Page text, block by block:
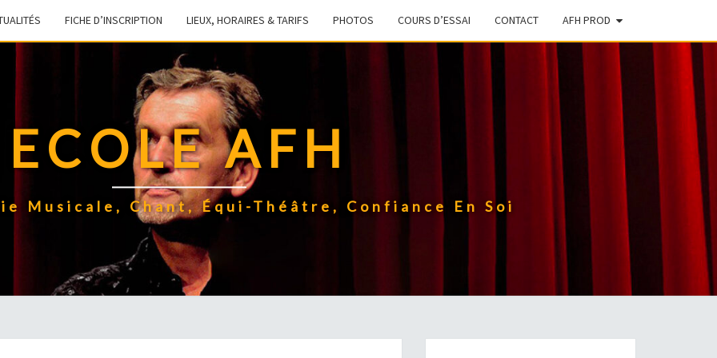
FICHE D’INSCRIPTION LIEUX, HORAIRES & TARIFS PHOTOS COURS D’ESSAI CONTACT AFH PROD
ECOLE AFH
Musicale, Chant, Équi-Théâtre, Confiance En Soi